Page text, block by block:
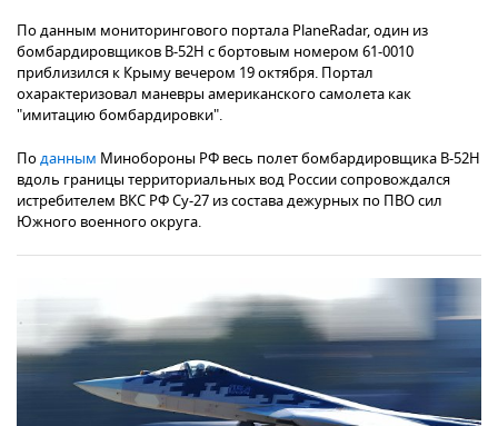
По данным мониторингового портала PlaneRadar, один из
бомбардировщиков B-52H с бортовым номером 61-0010
приблизился к Крыму вечером 19 октября. Портал
охарактеризовал маневры американского самолета как
"имитацию бомбардировки".
Поданным Минобороны РФ весь полет бомбардировщика B-52H
вдоль границы территориальных вод России сопровождался
истребителем ВКС РФ Су-27 из состава дежурных по ПВО сил
Южного военного округа.